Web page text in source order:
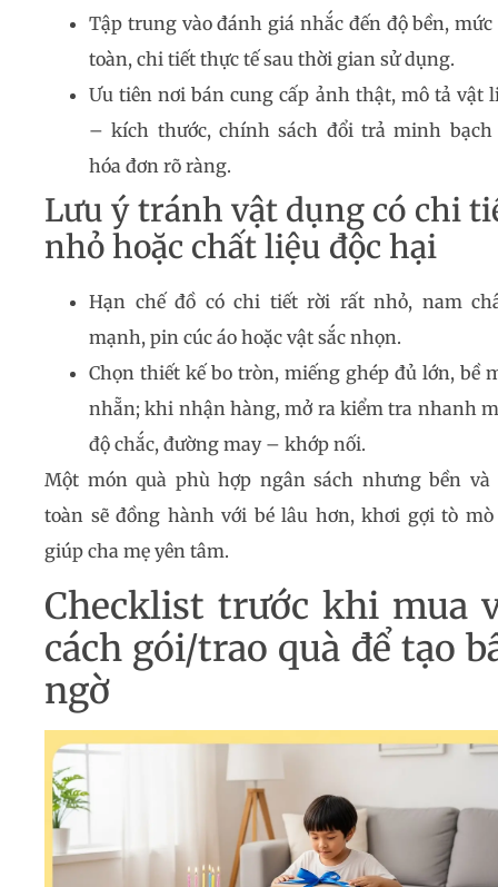
Tập trung vào đánh giá nhắc đến độ bền, mức
toàn, chi tiết thực tế sau thời gian sử dụng.
Ưu tiên nơi bán cung cấp ảnh thật, mô tả vật
– kích thước, chính sách đổi trả minh bạch
hóa đơn rõ ràng.
Lưu ý tránh vật dụng có chi
nhỏ hoặc chất liệu độc hại
Hạn chế đồ có chi tiết rời rất nhỏ, nam
mạnh, pin cúc áo hoặc vật sắc nhọn.
Chọn thiết kế bo tròn, miếng ghép đủ lớn, bề
nhẵn; khi nhận hàng, mở ra kiểm tra nhanh
độ chắc, đường may – khớp nối.
Một món quà phù hợp ngân sách nhưng bền và
toàn sẽ đồng hành với bé lâu hơn, khơi gợi tò mò
giúp cha mẹ yên tâm.
Checklist trước khi mua
cách gói/trao quà để tạo
ngờ